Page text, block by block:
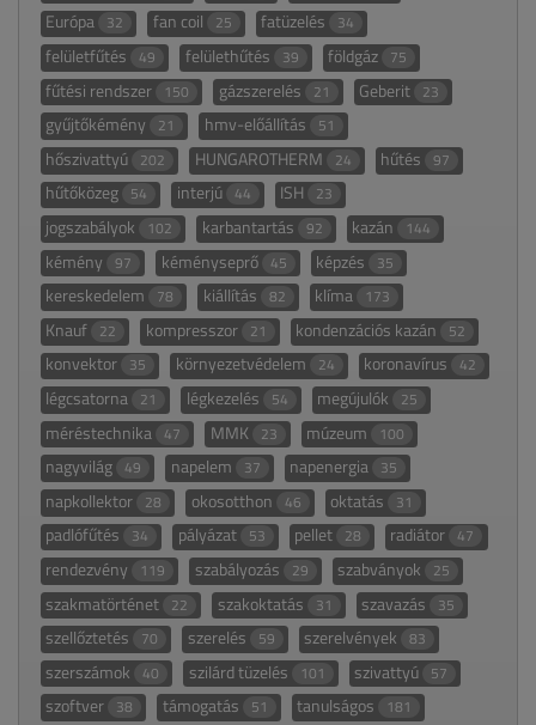
Európa 32 fan coil 25 fatüzelés 34
felületfűtés 49 felülethűtés 39 földgáz 75
fűtési rendszer 150 gázszerelés 21 Geberit 23
gyűjtőkémény 21 hmv-előállítás 51
hőszivattyú 202 HUNGAROTHERM 24 hűtés 97
hűtőközeg 54 interjú 44 ISH 23
jogszabályok 102 karbantartás 92 kazán 144
kémény 97 kéményseprő 45 képzés 35
kereskedelem 78 kiállítás 82 klíma 173
Knauf 22 kompresszor 21 kondenzációs kazán 52
konvektor 35 környezetvédelem 24 koronavírus 42
légcsatorna 21 légkezelés 54 megújulók 25
méréstechnika 47 MMK 23 múzeum 100
nagyvilág 49 napelem 37 napenergia 35
napkollektor 28 okosotthon 46 oktatás 31
padlófűtés 34 pályázat 53 pellet 28 radiátor 47
rendezvény 119 szabályozás 29 szabványok 25
szakmatörténet 22 szakoktatás 31 szavazás 35
szellőztetés 70 szerelés 59 szerelvények 83
szerszámok 40 szilárd tüzelés 101 szivattyú 57
szoftver 38 támogatás 51 tanulságos 181